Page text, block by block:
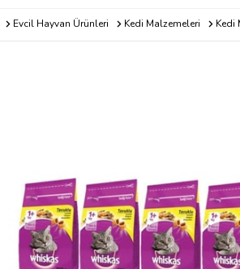
Evcil Hayvan Ürünleri Kedi Malzemeleri Kedi